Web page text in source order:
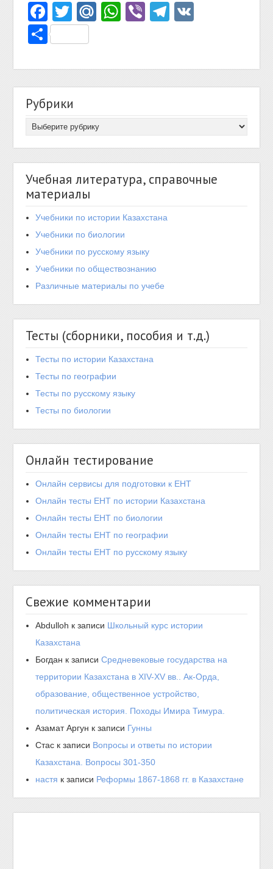
Facebook
TwitterMail.Ru
WhatsApp
ViberTelegram
Отправить
Рубрики
Учебная литература, справочные
материалы
Учебники по истории Казахстана
Учебники по биологии
Учебники по русскому языку
Учебники по обществознанию
Различные материалы по учебе
Тесты (сборники, пособия и т.д.)
Тесты по истории Казахстана
Тесты по географии
Тесты по русскому языку
Тесты по биологии
Онлайн тестирование
Онлайн сервисы для подготовки к ЕНТ
Онлайн тесты ЕНТ по истории Казахстана
Онлайн тесты ЕНТ по биологии
Онлайн тесты ЕНТ по географии
Онлайн тесты ЕНТ по русскому языку
Свежие комментарии
Abdulloh к записи Школьный курс истории
Казахстана
Богдан к записиСредневековые государства на
территории Казахстана в XIV-XV вв.. Ак-Орда,
образование, общественное устройство,
политическая история. Походы Имира Тимура.
Азамат Аргун к записи Гунны
Стас к записи Вопросы и ответы по истории
Казахстана. Вопросы 301-350
настя к записи Реформы 1867-1868 гг. в Казахстане